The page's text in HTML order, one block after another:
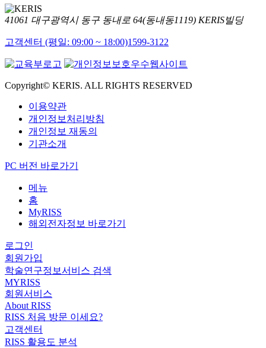
41061 대구광역시 동구 동내로 64(동내동1119) KERIS빌딩
고객센터 (평일: 09:00 ~ 18:00)1599-3122
Copyright© KERIS. ALL RIGHTS RESERVED
이용약관
개인정보처리방침
개인정보 재동의
기관소개
PC 버전 바로가기
메뉴
홈
MyRISS
해외전자정보 바로가기
로그인
회원가입
학술연구정보서비스 검색
MYRISS
회원서비스
About RISS
RISS 처음 방문 이세요?
고객센터
RISS 활용도 분석